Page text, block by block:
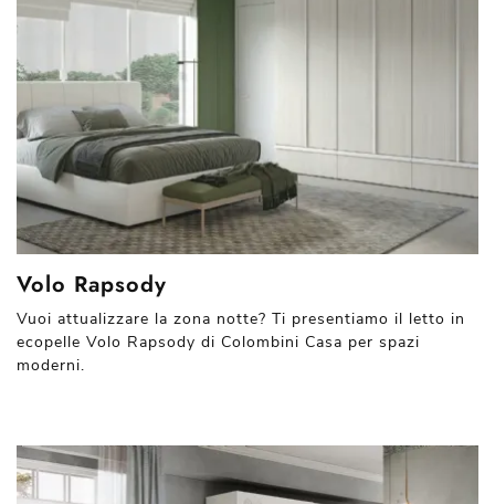
Volo Rapsody
Vuoi attualizzare la zona notte? Ti presentiamo il letto in
ecopelle Volo Rapsody di Colombini Casa per spazi
moderni.